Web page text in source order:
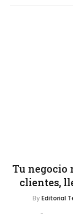
Tu negocio
clientes,
ByEditorial